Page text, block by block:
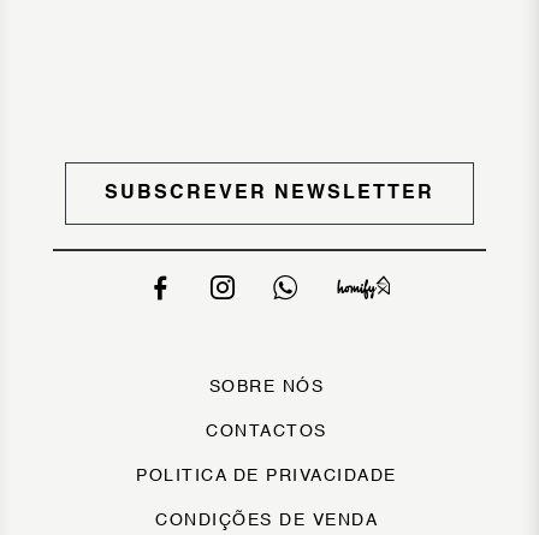
SUBSCREVER NEWSLETTER
SOBRE NÓS
CONTACTOS
POLITICA DE PRIVACIDADE
CONDIÇÕES DE VENDA